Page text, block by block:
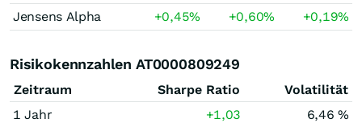
Jensens Alpha
+0,45% +0,60% +0,19%
Risikokennzahlen AT0000809249
Zeitraum Sharpe Ratio
Volatilität
1 Jahr
+1,03
6,46 %